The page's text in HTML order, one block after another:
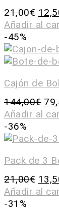
21,00€
Añadir al
-45%
Cajón de
144,00€
Añadir al
-36%
Pack de 3
21,00€
Añadir al
-31%